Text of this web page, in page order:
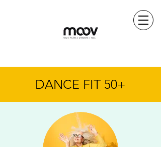
DANCE FIT 50+